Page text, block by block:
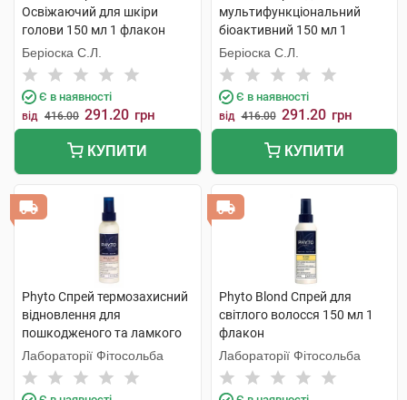
Освіжаючий для шкіри
голови 150 мл 1 флакон
Беріоска С.Л.
Є в наявності
від 416.00 291.20 грн
КУПИТИ
мультифункціональний
біоактивний 150 мл 1
флакон
Беріоска С.Л.
Є в наявності
від 416.00 291.20 грн
КУПИТИ
Phyto Спрей термозахисний
відновлення для
пошкодженого та ламкого
волосся 150 мл 1 флакон
Лабораторії Фітосольба
Phyto Blond Спрей для
світлого волосся 150 мл 1
флакон
Лабораторії Фітосольба